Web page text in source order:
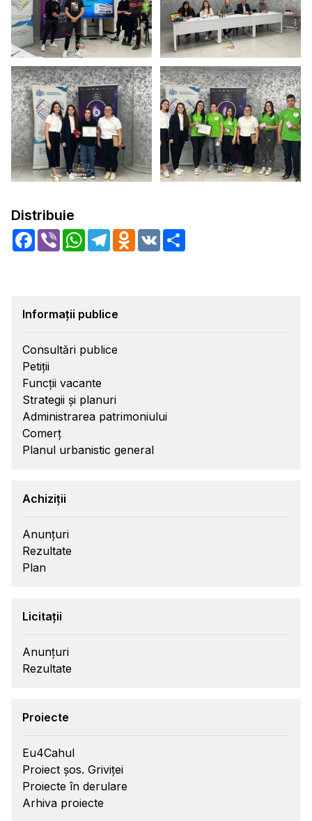
Distribuie
Facebook
Viber WhatsApp
TelegramOdnoklassniki
VK
Informații publice
Consultări publice
Petiții
Funcții vacante
Strategii și planuri
Administrarea patrimoniului
Comerț
Planul urbanistic general
Achiziții
Anunțuri
Rezultate
Plan
Licitații
Anunțuri
Rezultate
Proiecte
Eu4Cahul
Proiect șos. Griviței
Proiecte în derulare
Arhiva proiecte